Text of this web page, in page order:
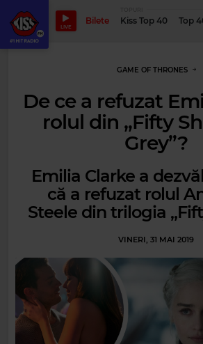
LIVE
Bilete Kiss Top 40 Top
GAME OF THRONES
De ce a refuzat
rolul din „Fifty
Grey”?
Emilia Clarke a
că a refuzat rolul
Steele din trilogia
VINERI, 31 MAI 2019